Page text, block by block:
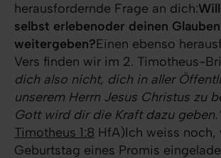
herausfordernde Frage an dich:
selbst erlebenoder deinen
weitergeben?Einen ebenso
Vers finden wir im 2. Timotheus-
dich also nicht, dich in aller
unserem Herrn Jesus Christus zu
Gott wird dir die Kraft dazu
Timotheus 1:8 HfA)Ich weiss noch,
Geburtstag eines Promis